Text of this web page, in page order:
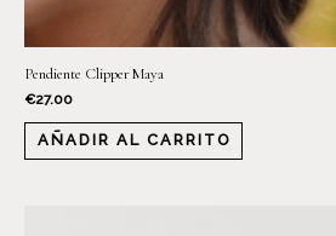
Pendiente Clipper Maya
€27.00
AÑADIR AL CARRITO